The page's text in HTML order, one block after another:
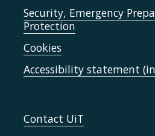
Security, Emergency
Protection
Cookies
Accessibility statement
Contact UiT